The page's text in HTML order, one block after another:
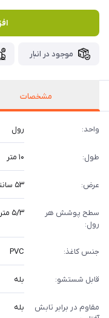
موجود در انبار
مشخصات
واحد: رول
طول: ۱۰ متر
عرض: ۵۳ سانتیمتر
سطح پوشش هر
رول:
۵/۳ متر
جنس کاغذ: PVC
قابل شستشو: بله
مقاوم در برابر تابش
بله